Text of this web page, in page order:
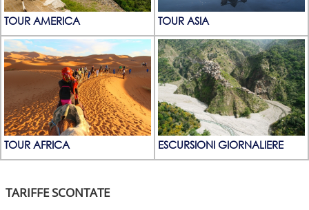
TOUR AMERICA TOUR ASIA
TOUR AFRICA ESCURSIONI GIORNALIERE
TARIFFE SCONTATE